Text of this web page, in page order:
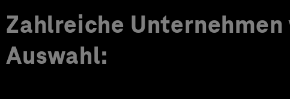
Zahlreiche
Auswahl: